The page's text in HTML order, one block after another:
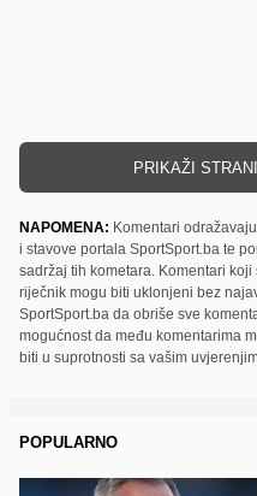
PRIKAŽI
NAPOMENA: Komentari
i stavove portala SportSport.ba te
sadržaj tih kometara. Komentari
riječnik mogu biti uklonjeni bez
SportSport.ba da obriše sve
mogućnost da među komentarima
biti u suprotnosti sa vašim
POPULARNO